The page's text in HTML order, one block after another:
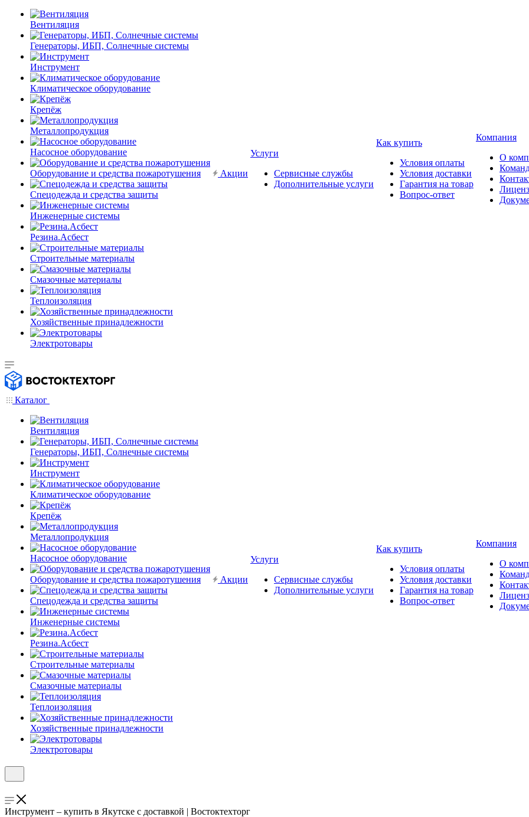
Вентиляция
Генераторы, ИБП, Солнечные системы
Инструмент
Климатическое оборудование
Крепёж
Металлопродукция
Насосное оборудование
Оборудование и средства пожаротушения
Спецодежда и средства защиты
Инженерные системы
Резина.Асбест
Строительные материалы
Смазочные материалы
Теплоизоляция
Хозяйственные принадлежности
Электротовары
Акции
Услуги
Сервисные службы
Дополнительные услуги
Как купить
Условия оплаты
Условия доставки
Гарантия на товар
Вопрос-ответ
Компания
О
Каталог
Вентиляция
Генераторы, ИБП, Солнечные системы
Инструмент
Климатическое оборудование
Крепёж
Металлопродукция
Насосное оборудование
Оборудование и средства пожаротушения
Спецодежда и средства защиты
Инженерные системы
Резина.Асбест
Строительные материалы
Смазочные материалы
Теплоизоляция
Хозяйственные принадлежности
Электротовары
Акции
Услуги
Сервисные службы
Дополнительные услуги
Как купить
Условия оплаты
Условия доставки
Гарантия на товар
Вопрос-ответ
Компания
О
Инструмент – купить в Якутске с доставкой | Востоктехторг